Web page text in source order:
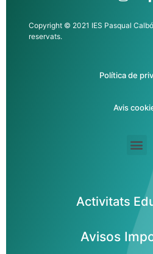
Copyright © 2021 IES Pasqual
reservats.
Política de
Avis
Activitats
Avisos